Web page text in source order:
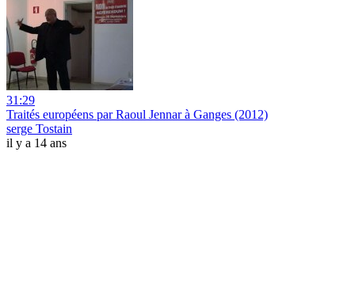
31:29
Traités européens par Raoul Jennar à Ganges (2012)
serge Tostain
il y a 14 ans